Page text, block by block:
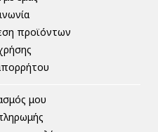
προϊόντων
μου